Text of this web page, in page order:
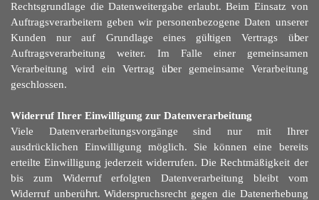
Rechtsgrundlage die Datenweitergabe erlaubt. Beim Einsatz von
Auftragsverarbeitern geben wir personenbezogene Daten unserer
Kunden nur auf Grundlage eines gü ltigen Vertrags über
Auftragsverarbeitung weiter. Im Falle einer gemeinsamen
Verarbeitung wird ein Vertrag über gemeinsame Verarbeitung
geschlossen.
Widerruf Ihrer Einwilligung zur Datenverarbeitung
Viele Datenverarbeitungsvorgänge sind nur mit Ihrer
ausdrücklichen Einwilligung möglich. Sie können eine bereits
erteilte Einwilligung jederzeit widerrufen. Die Rechtmäßigkeit der
bis zum Widerruf erfolgten Datenverarbeitung bleibt vom
Widerruf unberührt. Widerspruchsrecht gegen die Datenerhebung